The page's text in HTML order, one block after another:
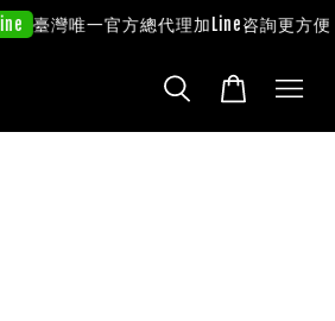
臺灣唯一官方總代理加Line咨詢更方便